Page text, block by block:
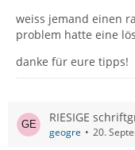
weiss jemand einen
problem hatte eine
danke für eure tipps!
RIESIGE
geogre 20.